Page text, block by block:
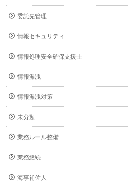
委託先管理
情報セキュリティ
情報処理安全確保支援士
情報漏洩
情報漏洩対策
未分類
業務ルール整備
業務継続
海事補佐人